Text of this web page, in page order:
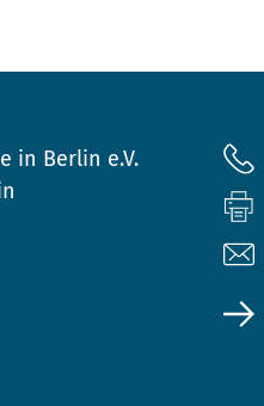
in Berlin e.V.